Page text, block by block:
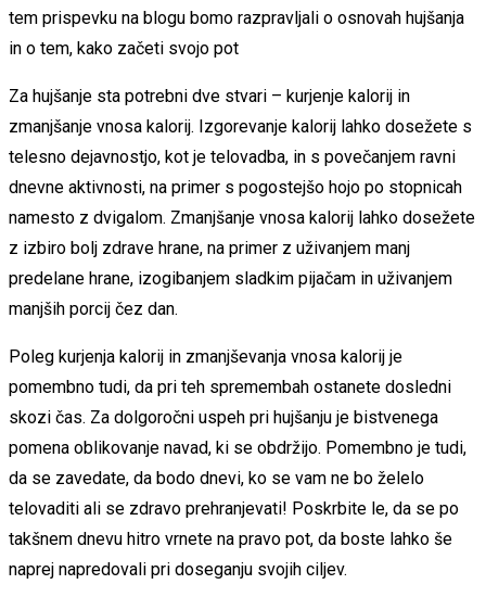
tem prispevku na blogu bomo razpravljali o osnovah hujšanja
in o tem, kako začeti svojo pot
Za hujšanje sta potrebni dve stvari – kurjenje kalorij in
zmanjšanje vnosa kalorij. Izgorevanje kalorij lahko dosežete s
telesno dejavnostjo, kot je telovadba, in s povečanjem ravni
dnevne aktivnosti, na primer s pogostejšo hojo po stopnicah
namesto z dvigalom. Zmanjšanje vnosa kalorij lahko dosežete
z izbiro bolj zdrave hrane, na primer z uživanjem manj
predelane hrane, izogibanjem sladkim pijačam in uživanjem
manjših porcij čez dan.
Poleg kurjenja kalorij in zmanjševanja vnosa kalorij je
pomembno tudi, da pri teh spremembah ostanete dosledni
skozi čas. Za dolgoročni uspeh pri hujšanju je bistvenega
pomena oblikovanje navad, ki se obdržijo. Pomembno je tudi,
da se zavedate, da bodo dnevi, ko se vam ne bo želelo
telovaditi ali se zdravo prehranjevati! Poskrbite le, da se po
takšnem dnevu hitro vrnete na pravo pot, da boste lahko še
naprej napredovali pri doseganju svojih ciljev.